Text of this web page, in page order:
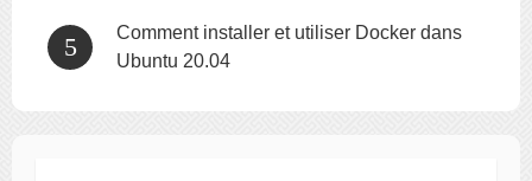
Comment installer et utiliser Docker dans
Ubuntu 20.04